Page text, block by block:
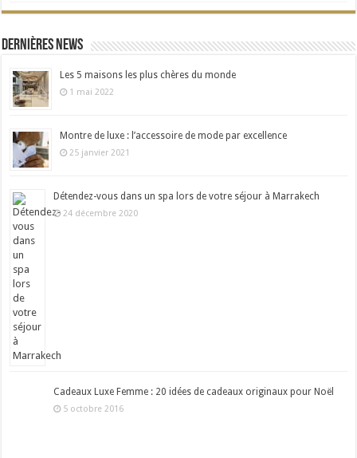
Dernières news
Les 5 maisons les plus chères du monde
1 mai 2022
Montre de luxe : l’accessoire de mode par excellence
25 janvier 2021
Détendez-vous dans un spa lors de votre séjour à Marrakech
24 décembre 2020
Cadeaux Luxe Femme : 20 idées de cadeaux originaux pour Noël
5 octobre 2016